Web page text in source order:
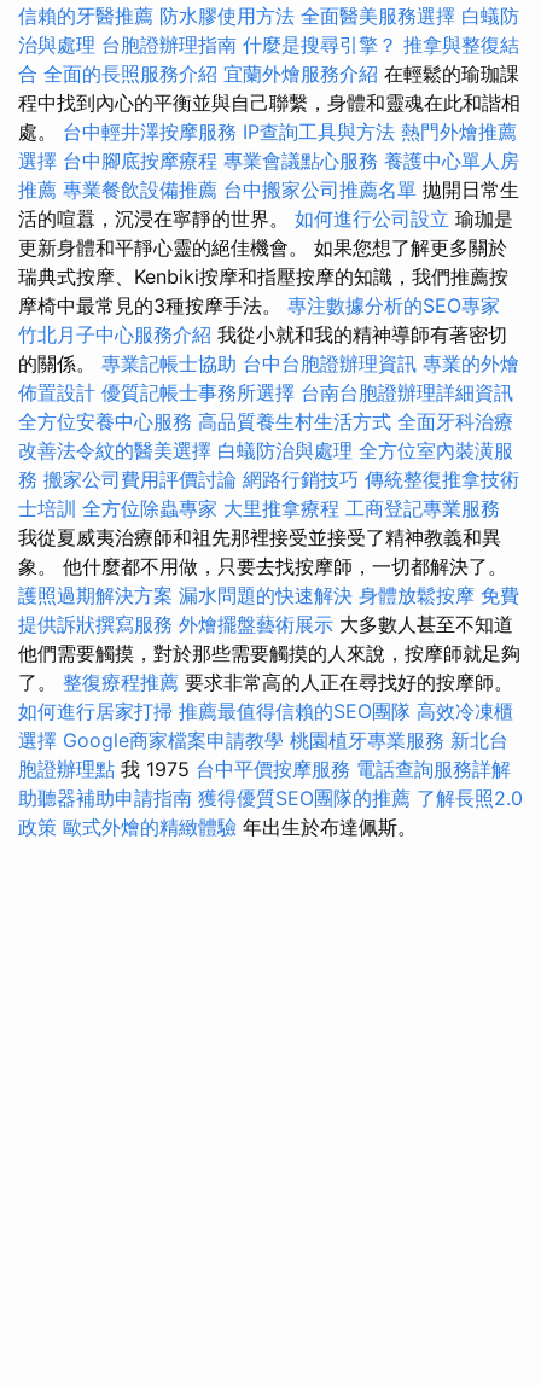
信賴的牙醫推薦 防水膠使用方法 全面醫美服務選擇 白蟻防
治與處理 台胞證辦理指南 什麼是搜尋引擎？ 推拿與整復結
合 全面的長照服務介紹 宜蘭外燴服務介紹 在輕鬆的瑜珈課
程中找到內心的平衡並與自己聯繫，身體和靈魂在此和諧相
處。 台中輕井澤按摩服務 IP查詢工具與方法 熱門外燴推薦
選擇 台中腳底按摩療程 專業會議點心服務 養護中心單人房
推薦 專業餐飲設備推薦 台中搬家公司推薦名單 拋開日常生
活的喧囂，沉浸在寧靜的世界。 如何進行公司設立 瑜珈是
更新身體和平靜心靈的絕佳機會。 如果您想了解更多關於
瑞典式按摩、Kenbiki按摩和指壓按摩的知識，我們推薦按
摩椅中最常見的3種按摩手法。 專注數據分析的SEO專家
竹北月子中心服務介紹 我從小就和我的精神導師有著密切
的關係。 專業記帳士協助 台中台胞證辦理資訊 專業的外燴
佈置設計 優質記帳士事務所選擇 台南台胞證辦理詳細資訊
全方位安養中心服務 高品質養生村生活方式 全面牙科治療
改善法令紋的醫美選擇 白蟻防治與處理 全方位室內裝潢服
務 搬家公司費用評價討論 網路行銷技巧 傳統整復推拿技術
士培訓 全方位除蟲專家 大里推拿療程 工商登記專業服務
我從夏威夷治療師和祖先那裡接受並接受了精神教義和異
象。 他什麼都不用做，只要去找按摩師，一切都解決了。
護照過期解決方案 漏水問題的快速解決 身體放鬆按摩 免費
提供訴狀撰寫服務 外燴擺盤藝術展示 大多數人甚至不知道
他們需要觸摸，對於那些需要觸摸的人來說，按摩師就足夠
了。 整復療程推薦 要求非常高的人正在尋找好的按摩師。
如何進行居家打掃 推薦最值得信賴的SEO團隊 高效冷凍櫃
選擇 Google商家檔案申請教學 桃園植牙專業服務 新北台
胞證辦理點 我 1975 台中平價按摩服務 電話查詢服務詳解
助聽器補助申請指南 獲得優質SEO團隊的推薦 了解長照2.0
政策 歐式外燴的精緻體驗 年出生於布達佩斯。